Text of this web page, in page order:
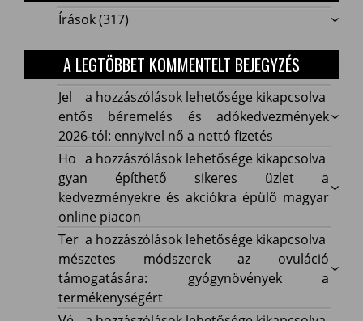
Írások(317)
A LEGTÖBBET KOMMENTELT BEJEGYZÉS
Jelentős
béremelés
és
adókedvezmények
2026-
tól:
ennyivel
nő
nettó
fizetés
bejegyzéshez
a hozzászólások lehetősége kikapcsolva
Jel
entős béremelés és adókedvezmények
2026-tól: ennyivel nő a nettó fizetés
Hogyan
építhető
sikeres
üzlet
a
kedvezményekre
és
akciókra
épülő
a hozzászólások lehetősége kikapcsolva
Ho
gyan építhető sikeres üzlet a
kedvezményekre és akciókra épülő magyar
online piacon
Természetes
módszerek
az
ovuláció
támogatására:
a hozzászólások lehetősége kikapcsolva
Ter
mészetes módszerek az ovuláció
támogatására: gyógynövények a
termékenységért